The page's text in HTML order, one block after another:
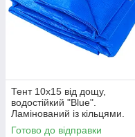
Тент 10х15 від дощу,
водостійкий "Blue".
Ламінований із кільцями.
Полог.
Готово до відправки